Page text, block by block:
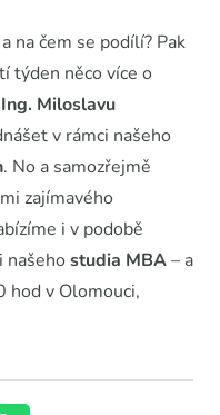
na čem se podílí? Pak
týden něco více o
Ing. Miloslavu
v rámci našeho
. No a samozřejmě
zajímavého
i v podobě
našehostudia MBA– a
hod v Olomouci,